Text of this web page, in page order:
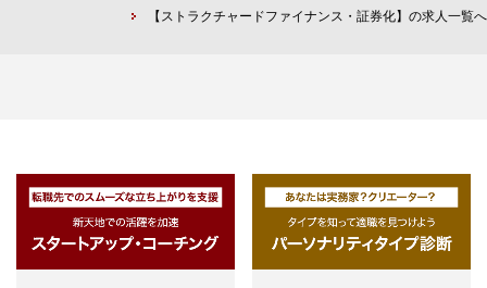
務を担うことも可能。
る方は歓迎
【ストラクチャードファイナンス・証券化】の求人一覧へ